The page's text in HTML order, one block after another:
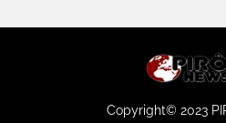
Copyright© 2023